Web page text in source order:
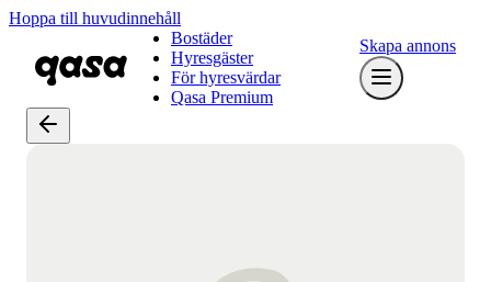
Hoppa till huvudinnehåll
Bostäder
Hyresgäster
För hyresvärdar
Qasa Premium
Skapa annons